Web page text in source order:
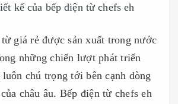
kế của bếp điện từ chefs eh
giá rẻ được sản xuất trong nước
những chiến lượt phát triển
luôn chú trọng tới bên cạnh dòng
châu âu. Bếp điện từ chefs eh